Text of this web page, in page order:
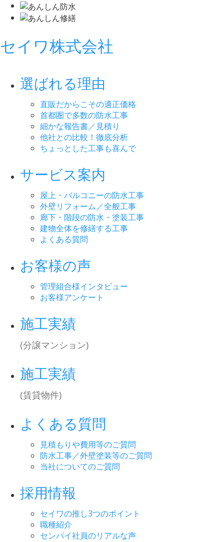
セイワ株式会社
選ばれる理由
直販だからこその適正価格
首都圏で多数の防水工事
細かな報告書／見積り
他社との比較！徹底分析
ちょっとした工事も喜んで
サービス案内
屋上・バルコニーの防水工事
外壁リフォーム／全般工事
廊下・階段の防水・塗装工事
建物全体を修繕する工事
よくある質問
お客様の声
管理組合様インタビュー
お客様アンケート
施工実績
(分譲マンション)
施工実績
(賃貸物件)
よくある質問
見積もりや費用等のご質問
防水工事／外壁塗装等のご質問
当社についてのご質問
採用情報
セイワの推し3つのポイント
職種紹介
センパイ社員のリアルな声